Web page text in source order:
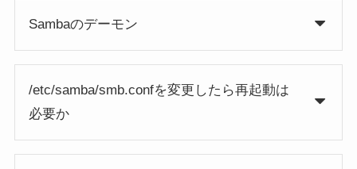
Sambaのデーモン
/etc/samba/smb.confを変更したら再起動は
必要か